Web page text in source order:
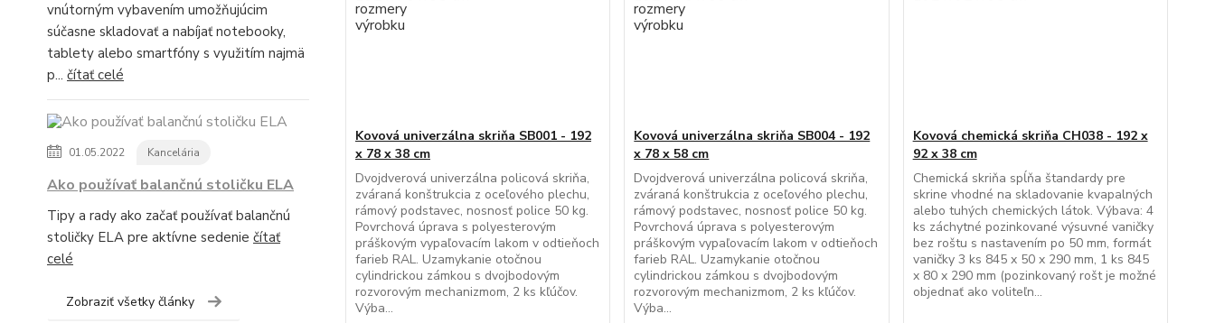
vnútorným vybavením umožňujúcim
súčasne skladovať a nabíjať notebooky,
tablety alebo smartfóny s využitím najmä
p... čítať celé
01.05.2022 Kancelária
Ako používať balančnú stoličku ELA
Tipy a rady ako začať používať balančnú
stoličky ELA pre aktívne sedenie čítať
celé
Zobraziť všetky články
Kovová univerzálna skriňa SB001 - 192
x 78 x 38 cm
Dvojdverová univerzálna policová skriňa,
zváraná konštrukcia z oceľového plechu,
rámový podstavec, nosnosť police 50 kg.
Povrchová úprava s polyesterovým
práškovým vypaľovacím lakom v odtieňoch
farieb RAL. Uzamykanie otočnou
cylindrickou zámkou s dvojbodovým
rozvorovým mechanizmom, 2 ks kľúčov.
Výba...
Kovová univerzálna skriňa SB004 - 192
x 78 x 58 cm
Dvojdverová univerzálna policová skriňa,
zváraná konštrukcia z oceľového plechu,
rámový podstavec, nosnosť police 50 kg.
Povrchová úprava s polyesterovým
práškovým vypaľovacím lakom v odtieňoch
farieb RAL. Uzamykanie otočnou
cylindrickou zámkou s dvojbodovým
rozvorovým mechanizmom, 2 ks kľúčov.
Výba...
Kovová chemická skriňa CH038 - 192 x
92 x 38 cm
Chemická skriňa spĺňa štandardy pre
skrine vhodné na skladovanie kvapalných
alebo tuhých chemických látok. Výbava: 4
ks záchytné pozinkované výsuvné vaničky
bez roštu s nastavením po 50 mm, formát
vaničky 3 ks 845 x 50 x 290 mm, 1 ks 845
x 80 x 290 mm (pozinkovaný rošt je možné
objednať ako voliteľn...